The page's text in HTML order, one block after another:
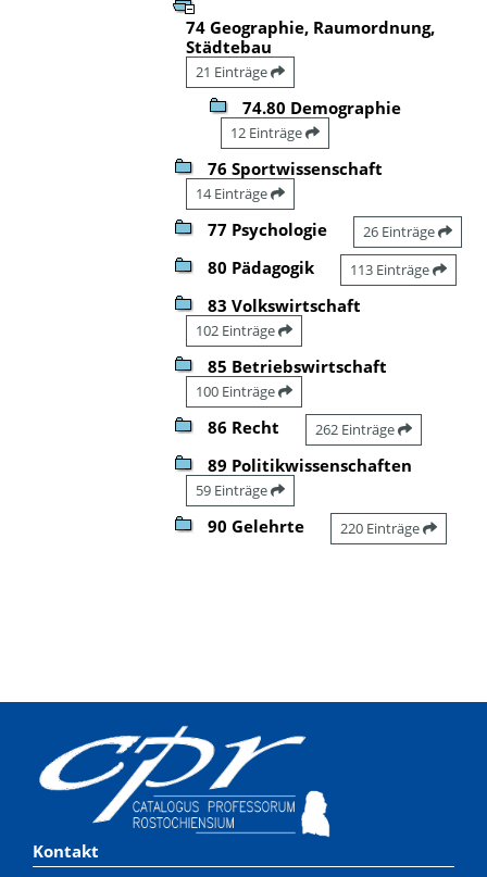
74 Geographie, Raumordnung,
Städtebau
21 Einträge
74.80 Demographie
12 Einträge
76 Sportwissenschaft
14 Einträge
77 Psychologie 26 Einträge
80 Pädagogik 113 Einträge
83 Volkswirtschaft
102 Einträge
85 Betriebswirtschaft
100 Einträge
86 Recht 262 Einträge
89 Politikwissenschaften
59 Einträge
90 Gelehrte 220 Einträge
Kontakt